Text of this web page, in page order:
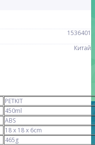
1536401
Китай
PETKIT
450ml
ABS
18 x 18 x 6cm
465g